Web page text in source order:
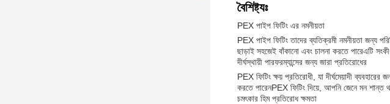
বৈশিষ্ট্যঃ
PEX পাইপ ফিটিং এর নমনীয়তা
PEX পাইপ ফিটিং তাদের ব্যতিক্রমী নমনীয়তা জন্য
ছাড়াই সহজেই বাঁকানো এবং চালনা করতে পারেএটি
দীর্ঘস্থায়ী পারফরম্যান্সের জন্য জারা প্রতিরোধের
PEX ফিটিং ক্ষয় প্রতিরোধী, যা দীর্ঘমেয়াদী
করতে পারেনPEX ফিটিং দিয়ে, আপনি জেনে মন শান্ত
চমৎকার হিম প্রতিরোধ ক্ষমতা